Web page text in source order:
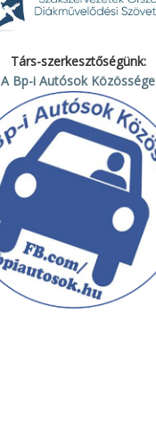
Társ-szerkesztőségünk:
A Bp-i Autósok Közössége